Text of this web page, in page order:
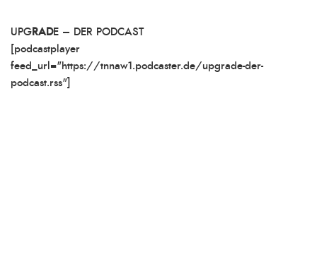
UPG RADE – DER PODCAST
[podcastplayer
feed_url="https://tnnaw1.podcaster.de/upgrade-der-
podcast.rss"]